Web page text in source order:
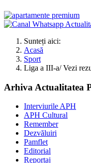
Sunteți aici:
Acasă
Sport
Liga a III-a/ Vezi
Arhiva Actualitatea
Interviurile APH
APH Cultural
Remember
Dezvăluiri
Pamflet
Editorial
Reportaj